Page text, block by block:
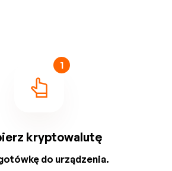
1
kryptowalutę
do urządzenia.